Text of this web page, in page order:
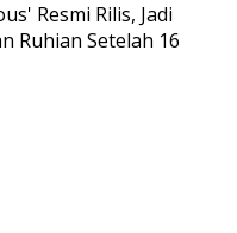
Resmi Rilis, Jadi
Ruhian Setelah 16